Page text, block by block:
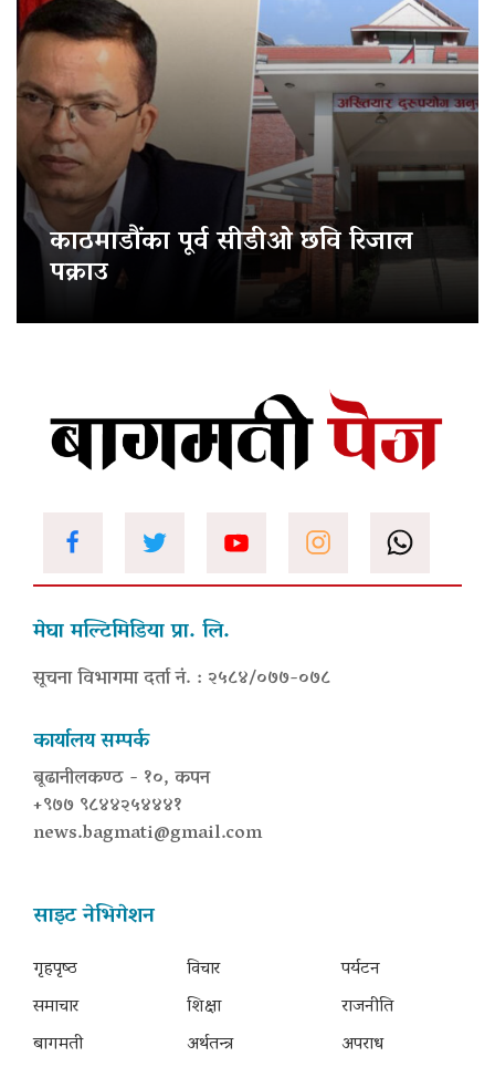
काठमाडौंका पूर्व सीडीओ छवि रिजाल
पक्राउ
मेघा मल्टिमिडिया प्रा. लि.
सूचना विभागमा दर्ता नं. : २५८४/०७७-०७८
कार्यालय सम्पर्क
बूढानीलकण्ठ - १०, कपन
+९७७ ९८४४२५४४४१
news.bagmati@gmail.com
साइट नेभिगेशन
गृहपृष्‍ठ
समाचार
बागमती
विचार
शिक्षा
अर्थतन्त्र
पर्यटन
राजनीति
अपराध